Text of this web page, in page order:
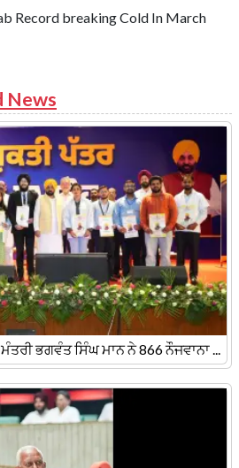
Record breaking Cold In March
News
ਭਗਵੰਤ ਸਿੰਘ ਮਾਨ ਨੇ 866 ਨੌਜਵਾਨਾ ...